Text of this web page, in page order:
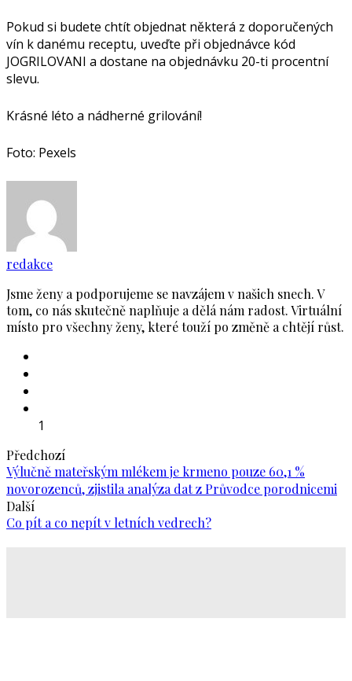
Pokud si budete chtít objednat některá z doporučených
vín k danému receptu, uveďte při objednávce kód
JOGRILOVANI a dostane na objednávku 20-ti procentní
slevu.
Krásné léto a nádherné grilování!
Foto: Pexels
redakce
Jsme ženy a podporujeme se navzájem v našich snech. V
tom, co nás skutečně naplňuje a dělá nám radost. Virtuální
místo pro všechny ženy, které touží po změně a chtějí růst.
1
Předchozí
Výlučně mateřským mlékem je krmeno pouze 60,1 %
novorozenců, zjistila analýza dat z Průvodce porodnicemi
Další
Co pít a co nepít v letních vedrech?